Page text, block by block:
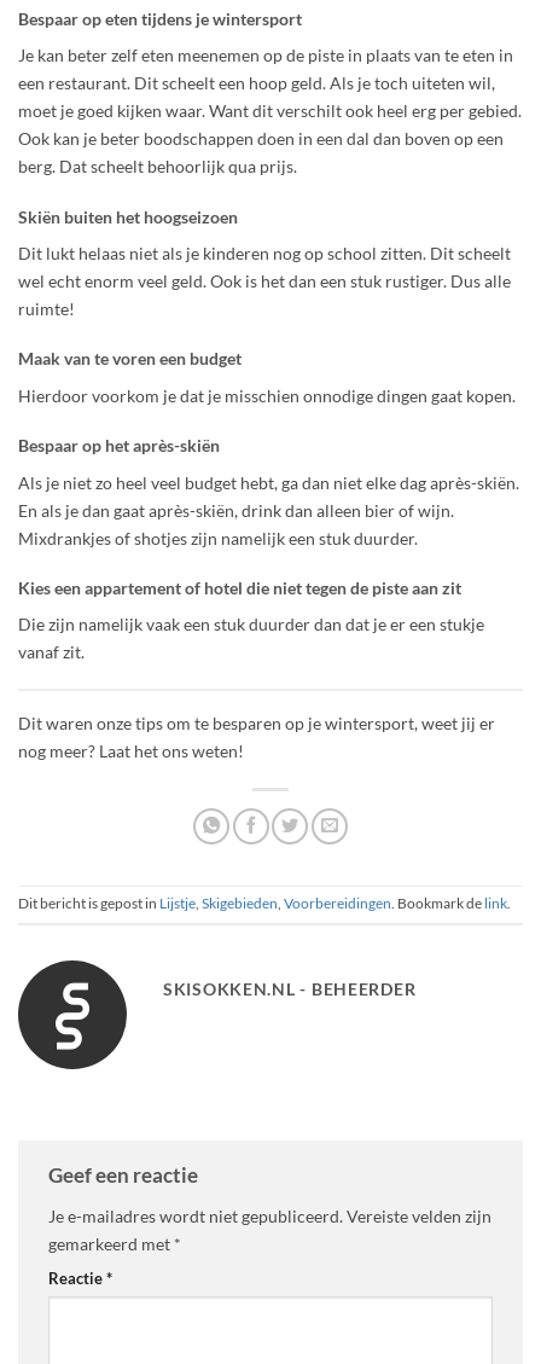
Bespaar op eten tijdens je wintersport
Je kan beter zelf eten meenemen op de piste in plaats van te eten in
een restaurant. Dit scheelt een hoop geld. Als je toch uiteten wil,
moet je goed kijken waar. Want dit verschilt ook heel erg per gebied.
Ook kan je beter boodschappen doen in een dal dan boven op een
berg. Dat scheelt behoorlijk qua prijs.
Skiën buiten het hoogseizoen
Dit lukt helaas niet als je kinderen nog op school zitten. Dit scheelt
wel echt enorm veel geld. Ook is het dan een stuk rustiger. Dus alle
ruimte!
Maak van te voren een budget
Hierdoor voorkom je dat je misschien onnodige dingen gaat kopen.
Bespaar op het après-skiën
Als je niet zo heel veel budget hebt, ga dan niet elke dag après-skiën.
En als je dan gaat après-skiën, drink dan alleen bier of wijn.
Mixdrankjes of shotjes zijn namelijk een stuk duurder.
Kies een appartement of hotel die niet tegen de piste aan zit
Die zijn namelijk vaak een stuk duurder dan dat je er een stukje
vanaf zit.
Dit waren onze tips om te besparen op je wintersport, weet jij er
nog meer? Laat het ons weten!
Dit bericht is gepost in Lijstje Skigebieden Voorbereidingen . Bookmark de link
SKISOKKEN.NL - BEHEERDER
Geef een reactie
Je e-mailadres wordt niet gepubliceerd.Vereiste velden zijn
gemarkeerd met *
Reactie*